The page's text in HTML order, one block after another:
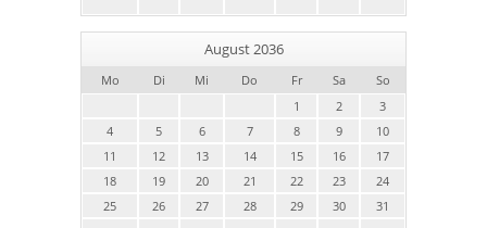
August 2036
Mo Di Mi Do Fr Sa
So
1
2
3
4
5 6 7 8 9
10
11
12 13 14 15 16
17
18
19 20 21 22 23
24
25
26 27 28 29 30 31